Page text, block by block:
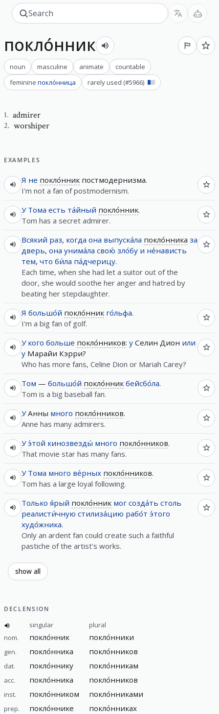
покло́нник
noun masculine animate
countable
feminine покло́нница rarely used (#5966)
1. admirer
2. worshiper
EXAMPLES
Я не покло́нник постмодернизма.
I'm not a fan of postmodernism.
У Тома есть та́йный покло́нник.
Tom has a secret admirer.
Всякий раз, когда она выпуска́ла покло́нника за
дверь, она унима́ла свою́ зло́бу и не́нависть
тем, что би́ла па́дчерицу.
Each time, when she had let a suitor out of the
door, she would soothe her anger and hatred by
beating her stepdaughter.
Я большо́й покло́нник го́льфа.
I'm a big fan of golf.
У кого больше покло́нников: у Селин Дион или
у Марайи Кэрри?
Who has more fans, Celine Dion or Mariah Carey?
Том — большо́й покло́нник бейсбо́ла.
Tom is a big baseball fan.
УАнны много покло́нников.
Anne has many admirers.
У э́той кинозвезды́ много покло́нников.
That movie star has many fans.
У Тома много ве́рных покло́нников.
Tom has a large loyal following.
Только я́рый покло́нник мог созда́ть столь
реалисти́чную стилиза́цию рабо́т э́того
худо́жника.
Only an ardent fan could create such a faithful
pastiche of the artist's works.
show all
DECLENSION
singular
plural
nom.
покло́нник покло́нники
gen. покло́нника покло́нников
dat. покло́ннику покло́нникам
acc. покло́нника покло́нников
inst. покло́нником покло́нниками
prep. покло́ннике покло́нниках